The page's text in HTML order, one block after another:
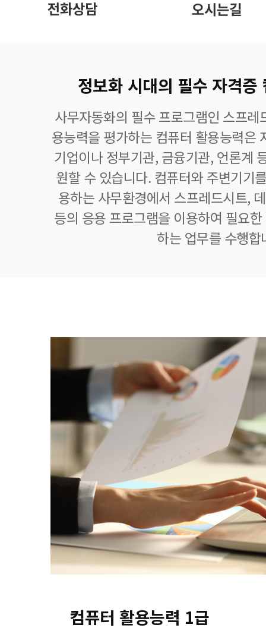
정보화 시대의 필수 자격증
사무자동화의 필수 프로그램인 스프
용능력을 평가하는 컴퓨터 활용능력은
기업이나 정부기관, 금융기관, 언론계
원할 수 있습니다. 컴퓨터와 주변기기
용하는 사무환경에서 스프레드시트,
등의 응용 프로그램을 이용하여 필요
하는 업무를 수행합
컴퓨터 활용능력 1급